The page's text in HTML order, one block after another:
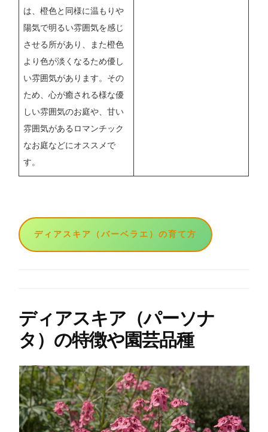
は、橙色と同様に温もりや
陽気で明るい雰囲気を感じ
させる所があり、また橙色
より色が淡くなるため優し
い雰囲気があります。その
ため、心が癒される様な優
しい雰囲気のお庭や、甘い
雰囲気があるロマンチック
なお庭などにオススメで
す。
ディアスキア（バーベラエ）の育て方
ディアスキア（パーソナ
タ）の特徴や園芸品種